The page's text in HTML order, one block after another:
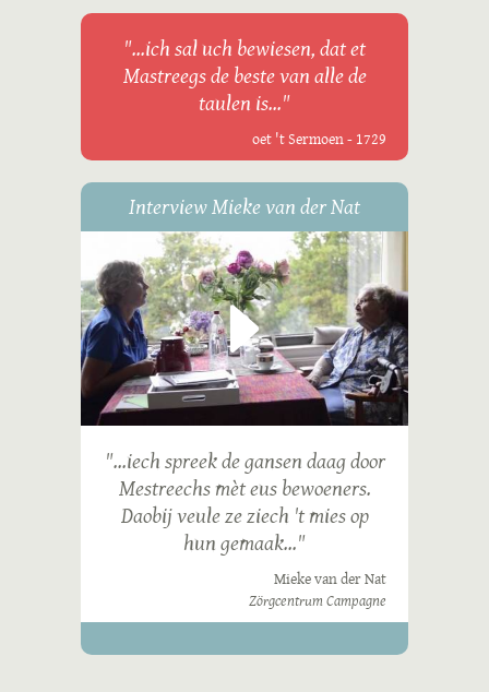
"...ich sal uch bewiesen, dat et
Mastreegs de beste van alle de
taulen is..."
oet 't Sermoen - 1729
Interview Mieke van der Nat
"...iech spreek de gansen daag door
Mestreechs mèt eus bewoeners.
Daobij veule ze ziech 't mies op
hun gemaak..."
Mieke van der Nat
Zörgcentrum Campagne